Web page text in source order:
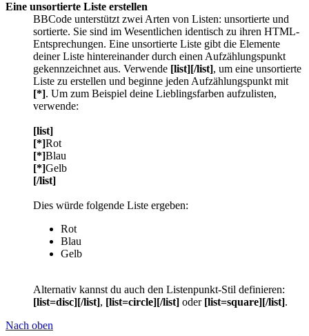
Eine unsortierte Liste erstellen
BBCode unterstützt zwei Arten von Listen: unsortierte und
sortierte. Sie sind im Wesentlichen identisch zu ihren HTML-
Entsprechungen. Eine unsortierte Liste gibt die Elemente
deiner Liste hintereinander durch einen Aufzählungspunkt
gekennzeichnet aus. Verwende [list][/list], um eine unsortierte
Liste zu erstellen und beginne jeden Aufzählungspunkt mit
[*]. Um zum Beispiel deine Lieblingsfarben aufzulisten,
verwende:
[list]
[*]Rot
[*]Blau
[*]Gelb
[/list]
Dies würde folgende Liste ergeben:
Rot
Blau
Gelb
Alternativ kannst du auch den Listenpunkt-Stil definieren:
[list=disc][/list], [list=circle][/list] oder [list=square][/list].
Nach oben